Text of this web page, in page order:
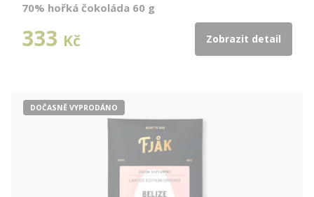
70% hořká čokoláda 60 g
333 Kč Zobrazit detail
DOČASNĚ VYPRODÁNO